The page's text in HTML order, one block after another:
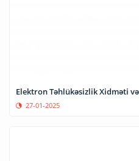
Elektron Təhlükəsizlik Xidməti
27-01-2025